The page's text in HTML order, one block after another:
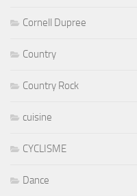
Cornell Dupree
Country
Country Rock
cuisine
CYCLISME
Dance